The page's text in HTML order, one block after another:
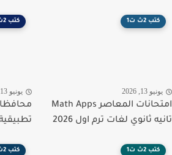
كتب 2ث ت1
13, 2026
امتحانات المعاصر Math Apps
ثانوي لغات ترم اول 2026
كتب 2ث ت1
يونيو 13, 2026
محافظات
تطبيقية
كتب 2ث ت1 كتب 2ث ت1